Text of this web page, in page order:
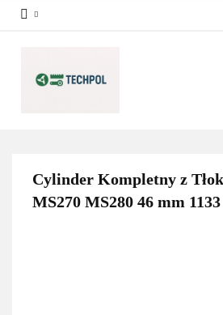
Cylinder Kompletny z
MS270 MS280 46 mm